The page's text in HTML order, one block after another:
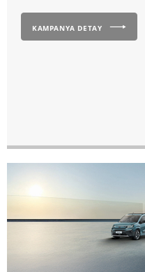
KAMPANYA DETAY